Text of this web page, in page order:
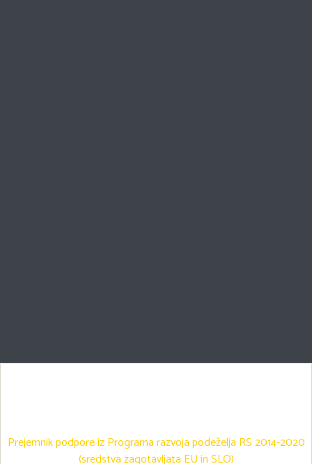
Prejemnik podpore iz Programa razvoja podeželja RS 2014-2020
(sredstva zagotavljata EU in SLO)